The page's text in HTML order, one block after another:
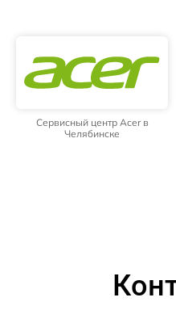
Сервисный центр Acer в
Челябинске